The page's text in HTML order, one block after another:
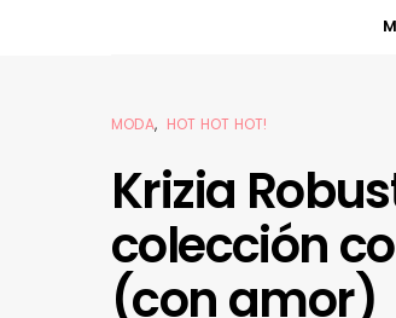
MODA HOT HOT HOT!
Krizia
colección
(con amor)